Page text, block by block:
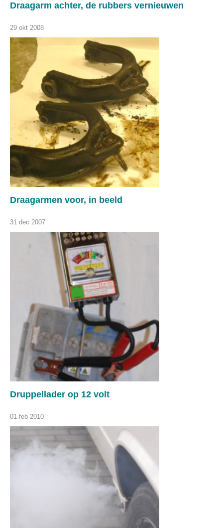
Draagarm achter, de rubbers vernieuwen
29 okt 2008
Draagarmen voor, in beeld
31 dec 2007
Druppellader op 12 volt
01 feb 2010